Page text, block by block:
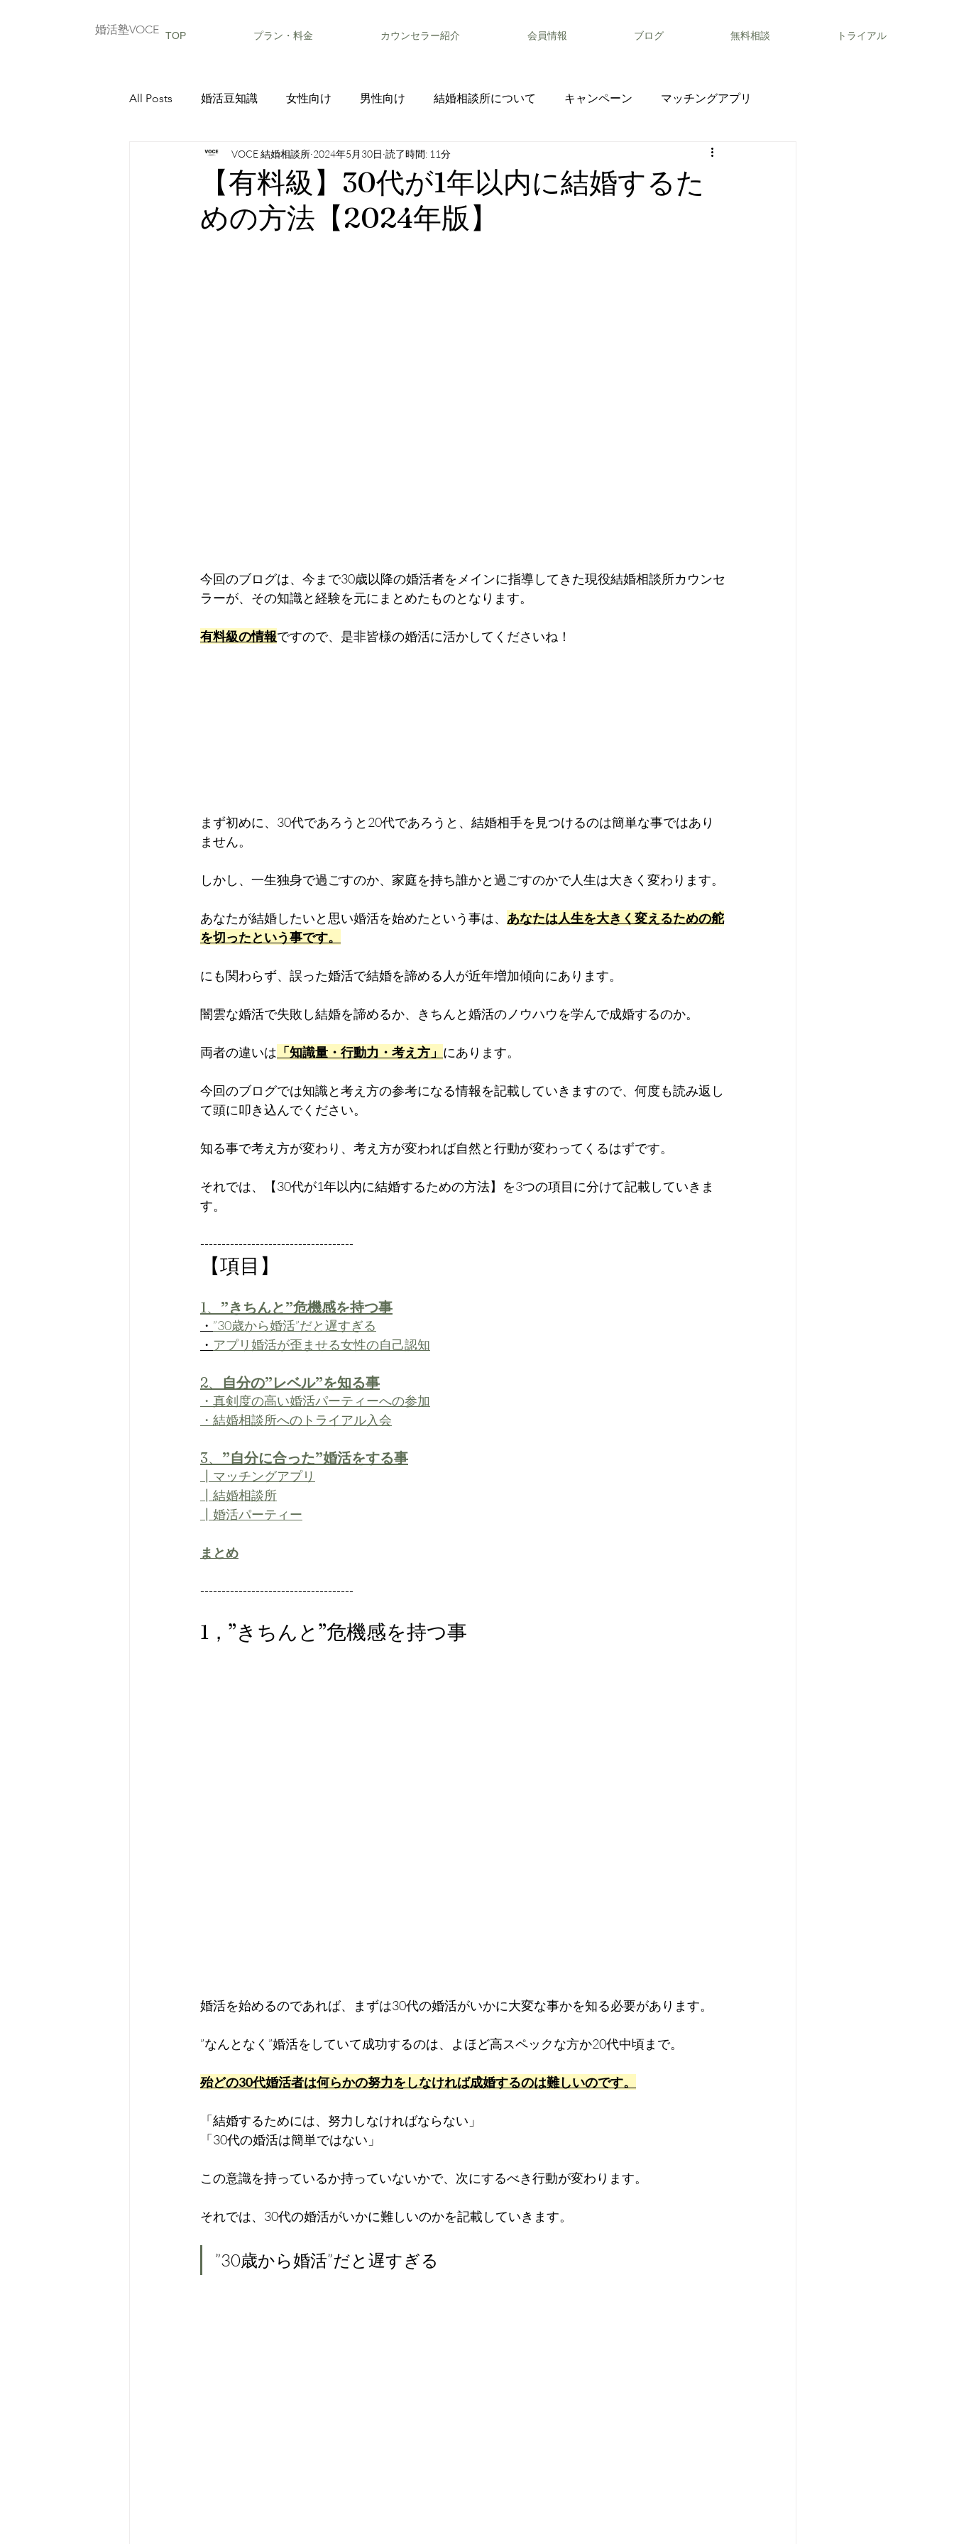
婚活塾VOCE TOP プラン・料金 カウンセラー紹介 会員情報 ブログ 無料相談 トライアル
All Posts 婚活豆知識 女性向け 男性向け 結婚相談所について キャンペーン マッチングアプリ
成婚エピソード
【有料級】30代が1年以内に結婚するた
めの方法【2024年版】
VOCE 結婚相談所 2024年5月30日 読了時間: 11分
今回のブログは、今まで30歳以降の婚活者をメインに指導してきた現役結婚相談所カウンセ
ラーが、その知識と経験を元にまとめたものとなります。
有料級の情報ですので、是非皆様の婚活に活かしてくださいね！
まず初めに、30代であろうと20代であろうと、結婚相手を見つけるのは簡単な事ではあり
ません。
しかし、一生独身で過ごすのか、家庭を持ち誰かと過ごすのかで人生は大きく変わります。
あなたが結婚したいと思い婚活を始めたという事は、 あなたは人生を大きく変えるための舵
を切ったという事です。
にも関わらず、誤った婚活で結婚を諦める人が近年増加傾向にあります。
闇雲な婚活で失敗し結婚を諦めるか、きちんと婚活のノウハウを学んで成婚するのか。
両者の違いは 「知識量・行動力・考え方」 にあります。
今回のブログでは知識と考え方の参考になる情報を記載していきますので、何度も読み返し
て頭に叩き込んでください。
知る事で考え方が変わり、考え方が変われば自然と行動が変わってくるはずです。
それでは、【30代が1年以内に結婚するための方法】を3つの項目に分けて記載していきま
す。
------------------------------------
【項目】
1、 ”きちんと”危機感を持つ事
・ ”30歳から婚活”だと遅すぎる
・ アプリ婚活が歪ませる女性の自己認知
2、 自分の”レベル”を知る事
・真剣度の高い婚活パーティーへの参加
・結婚相談所へのトライアル入会
3、 ”自分に合った”婚活をする事
┃マッチングアプリ
┃結婚相談所
┃婚活パーティー
まとめ
------------------------------------
1，”きちんと”危機感を持つ事
婚活を始めるのであれば、まずは30代の婚活がいかに大変な事かを知る必要があります。
”なんとなく”婚活をしていて成功するのは、よほど高スペックな方か20代中頃まで。
殆どの30代婚活者は何らかの努力をしなければ成婚するのは難しいのです。
「結婚するためには、努力しなければならない」
「30代の婚活は簡単ではない」
この意識を持っているか持っていないかで、次にするべき行動が変わります。
それでは、30代の婚活がいかに難しいのかを記載していきます。
”30歳から婚活”だと遅すぎる